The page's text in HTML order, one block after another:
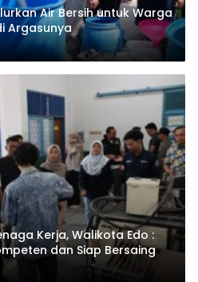
Air Bersih untuk Warga
Argasunya
Kerja, Walikota Edo :
dan Siap Bersaing